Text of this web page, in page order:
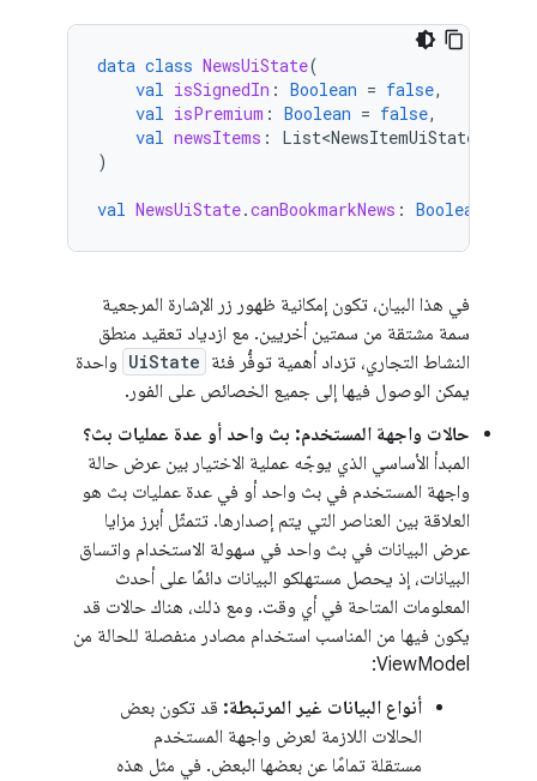
data class NewsUiState(
val isSignedIn : Boolean = false,
val isPremium : Boolean = false,
val newsItems : List<NewsItemUiState>
)
val NewsUiState.canBookmarkNews : Boolean
في هذا البيان، تكون إمكانية ظهور زر الإشارة المرجعية
سمة مشتقة من سمتين أخريين. مع ازدياد تعقيد منطق
النشاط التجاري، تزداد أهمية توفُّر فئة UiState واحدة
يمكن الوصول فيها إلى جميع الخصائص على الفور.
حالات واجهة المستخدم: بث واحد أو عدة عمليات بث؟
المبدأ الأساسي الذي يوجّه عملية الاختيار بين عرض حالة
واجهة المستخدم في بث واحد أو في عدة عمليات بث هو
العلاقة بين العناصر التي يتم إصدارها. تتمثّل أبرز مزايا
عرض البيانات في بث واحد في سهولة الاستخدام واتساق
البيانات، إذ يحصل مستهلكو البيانات دائمًا على أحدث
المعلومات المتاحة في أي وقت. ومع ذلك، هناك حالات قد
يكون فيها من المناسب استخدام مصادر منفصلة للحالة من
ViewModel:
أنواع البيانات غير المرتبطة: قد تكون بعض
الحالات اللازمة لعرض واجهة المستخدم
مستقلة تمامًا عن بعضها البعض. في مثل هذه